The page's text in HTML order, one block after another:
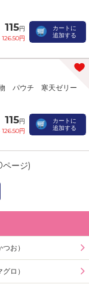
115円
円
カートに
追加する
物 パウチ 寒天ゼリー
115円
円
カートに
追加する
ページ)
お）
ロ）